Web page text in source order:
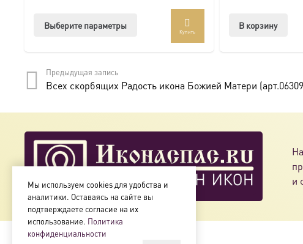
Доступна в стандартных размерах или может быть
Подписывайтесь на нашу группу ВКонтакте:
Выберите параметры
Опции
странице
товара.
Купить
В корзину
Предыдущая запись
Всех скорбящих Радость икона Божией Матери
и
Мы используем cookies для удобства и
аналитики. Оставаясь на сайте вы
подтверждаете согласие на их
использование. Политика
конфиденциальности